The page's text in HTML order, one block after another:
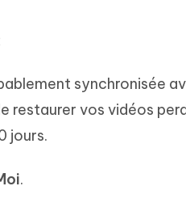
synchronisée
vos vidéos
jours.
.